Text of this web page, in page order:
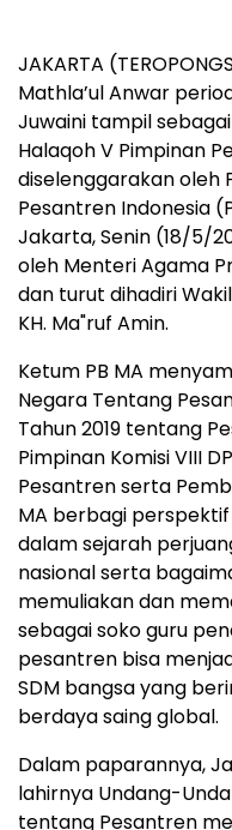
JAKARTA
Mathla’ul Anwar
Juwaini tampil
Halaqoh V Pimpinan
diselenggarakan oleh
Pesantren Indonesia
Jakarta, Senin (18/5/
oleh Menteri Agama
dan turut dihadiri Wakil
KH. Ma"ruf Amin.
Ketum PB MA
Negara Tentang
Tahun 2019 tentang
Pimpinan Komisi VIII
Pesantren serta
MA berbagi
dalam sejarah
nasional serta
memuliakan dan
sebagai soko guru
pesantren bisa
SDM bangsa yang
berdaya saing global.
Dalam paparannya,
lahirnya Undang-
tentang Pesantren